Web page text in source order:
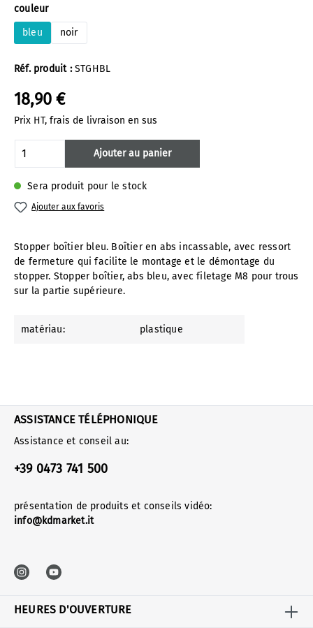
Réf. produit :STGHBL
18,90 €
Prix HT, frais de livraison en sus
Sera produit pour le stock
Sélectionnez
couleur
bleu
noir
Quantité de produit : Entrez la quantité
Ajouter au panier
Ajouter aux favoris
Stopper boîtier bleu. Boîtier en abs incassable, avec ressort
de fermeture qui facilite le montage et le démontage du
stopper. Stopper boîtier, abs bleu, avec filetage M8 pour trous
sur la partie supérieure.
matériau: plastique
ASSISTANCE TÉLÉPHONIQUE
Assistance et conseil au:
+39 0473 741 500
présentation de produits et conseils vidéo:
info@kdmarket.it
HEURES D'OUVERTURE